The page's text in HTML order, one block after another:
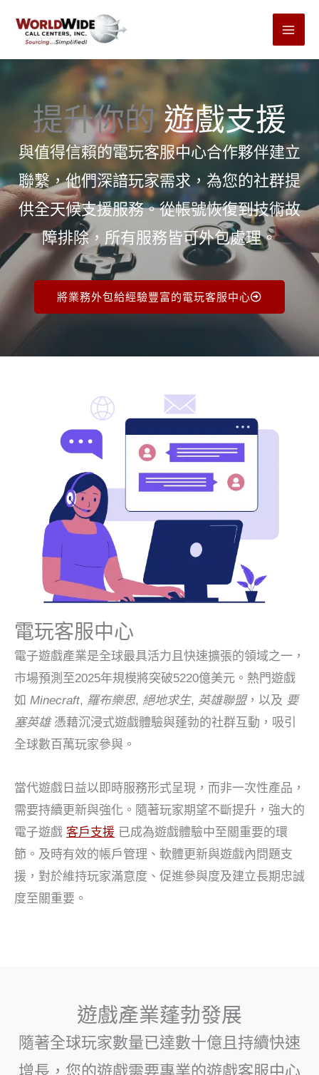
提升你的 遊戲支援
與值得信賴的電玩客服中心合作夥伴建立
聯繫，他們深諳玩家需求，為您的社群提
供全天候支援服務。從帳號恢復到技術故
障排除，所有服務皆可外包處理。
將業務外包給經驗豐富的電玩客服中心
電玩客服中心
電子遊戲產業是全球最具活力且快速擴張的領域之一，
市場預測至2025年規模將突破5220億美元。熱門遊戲
如 Minecraft, 羅布樂思, 絕地求生, 英雄聯盟，以及 要
塞英雄憑藉沉浸式遊戲體驗與蓬勃的社群互動，吸引
全球數百萬玩家參與。
當代遊戲日益以即時服務形式呈現，而非一次性產品，
需要持續更新與強化。隨著玩家期望不斷提升，強大的
電子遊戲 客戶支援 已成為遊戲體驗中至關重要的環
節。及時有效的帳戶管理、軟體更新與遊戲內問題支
援，對於維持玩家滿意度、促進參與度及建立長期忠誠
度至關重要。
遊戲產業蓬勃發展
隨著全球玩家數量已達數十億且持續快速
增長，您的遊戲需要專業的遊戲客服中心